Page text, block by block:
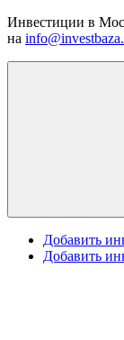
Инвестиции в
на
Добавить
Добавить